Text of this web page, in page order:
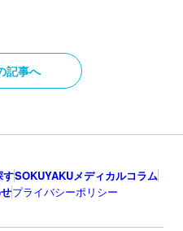
記事へ
すSOKUYAKUメディカルコラム
プライバシーポリシー